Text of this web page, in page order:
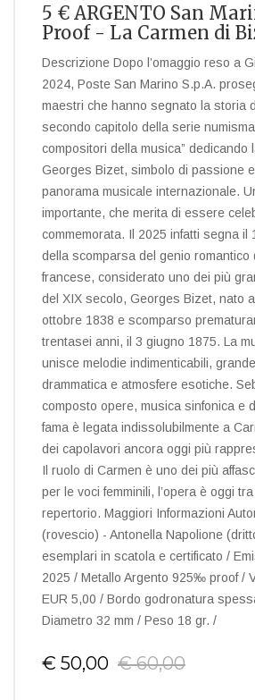
5 € ARGENTO San
Proof - La Carmen di
Descrizione Dopo l’omaggio reso a
2024, Poste San Marino S.p.A.
maestri che hanno segnato la storia
secondo capitolo della serie
compositori della musica” dedicando
Georges Bizet, simbolo di passione
panorama musicale internazionale.
importante, che merita di essere
commemorata. Il 2025 infatti segna il
della scomparsa del genio romantico
francese, considerato uno dei più
del XIX secolo, Georges Bizet, nato
ottobre 1838 e scomparso
trentasei anni, il 3 giugno 1875. La
unisce melodie indimenticabili,
drammatica e atmosfere esotiche.
composto opere, musica sinfonica e
fama è legata indissolubilmente a
dei capolavori ancora oggi più
Il ruolo di Carmen è uno dei più
per le voci femminili, l’opera è oggi
repertorio. Maggiori Informazioni
(rovescio) - Antonella Napolione
esemplari in scatola e certificato /
2025 / Metallo Argento 925‰ proof /
EUR 5,00 / Bordo godronatura
Diametro 32 mm / Peso 18 gr. /
€ 50,00 € 60,00